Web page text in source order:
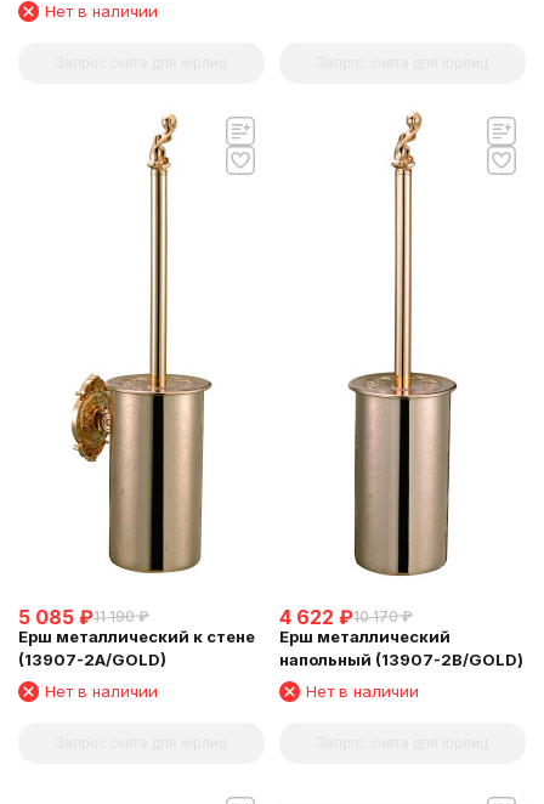
Нет в наличии
5 085 ₽11 190 ₽
Ерш металлический к стене
(13907-2A/GOLD)
Нет в наличии
4 622 ₽10 170 ₽
Ерш металлический
напольный (13907-2В/GOLD)
Нет в наличии